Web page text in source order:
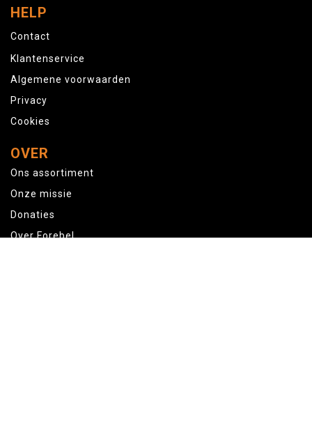
HELP
Contact
Klantenservice
Algemene voorwaarden
Privacy
Cookies
OVER
Ons assortiment
Onze missie
Donaties
Over Forebel